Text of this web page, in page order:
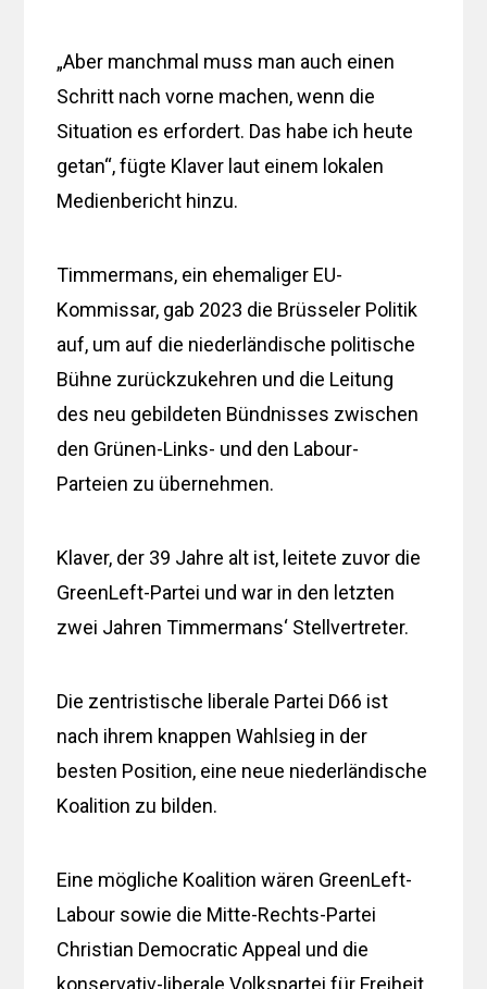
„Aber manchmal muss man auch einen
Schritt nach vorne machen, wenn die
Situation es erfordert. Das habe ich heute
getan“, fügte Klaver laut einem lokalen
Medienbericht hinzu.
Timmermans, ein ehemaliger EU-
Kommissar, gab 2023 die Brüsseler Politik
auf, um auf die niederländische politische
Bühne zurückzukehren und die Leitung
des neu gebildeten Bündnisses zwischen
den Grünen-Links- und den Labour-
Parteien zu übernehmen.
Klaver, der 39 Jahre alt ist, leitete zuvor die
GreenLeft-Partei und war in den letzten
zwei Jahren Timmermans‘ Stellvertreter.
Die zentristische liberale Partei D66 ist
nach ihrem knappen Wahlsieg in der
besten Position, eine neue niederländische
Koalition zu bilden.
Eine mögliche Koalition wären GreenLeft-
Labour sowie die Mitte-Rechts-Partei
Christian Democratic Appeal und die
konservativ-liberale Volkspartei für Freiheit